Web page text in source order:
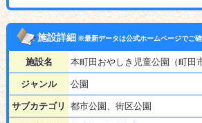
施設詳細※最新データは公式ホームページでご確
施設名 本町田おやしき児童公園（町田
ジャンル 公園
サブカテゴリ 都市公園、街区公園